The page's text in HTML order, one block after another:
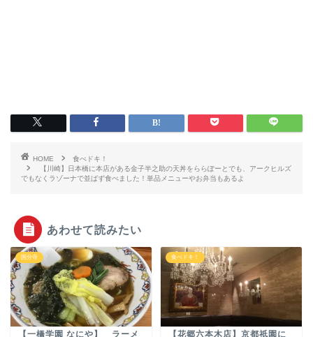
HOME
食べドキ！
【川崎】日本橋に本店がある金子半之助の天丼をららぽーとでも、アークヒルズ
でもなくラゾーナで並ばず食べました！単品メニューやお弁当もあるよ
あわせて読みたい
国分寺
【一橋学園 なにや】 ラーメ
食べドキ！
【花郷六本木店】京都祇園に